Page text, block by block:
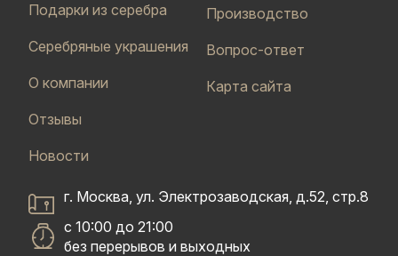
Подарки из серебра
Серебряные украшения
О компании
Отзывы
Новости
Производство
Вопрос-ответ
Карта сайта
г. Москва, ул. Электрозаводская, д.52, стр.8
с 10:00 до 21:00
без перерывов и выходных